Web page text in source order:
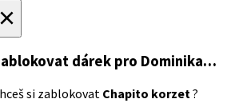
dárek pro Dominika…
si zablokovat Chapito korzet?